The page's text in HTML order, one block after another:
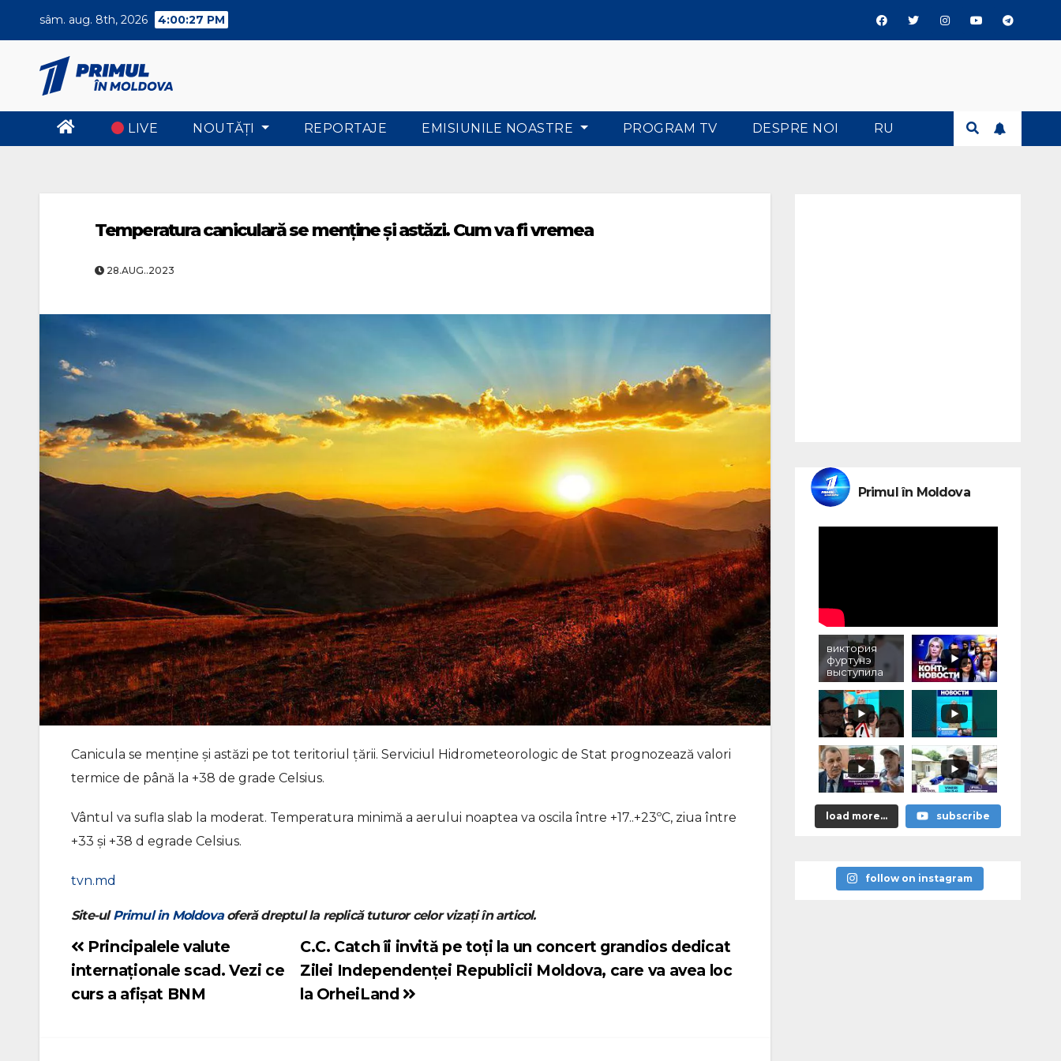
sâm. aug. 8th, 2026 4:00:28 PM
LIVE NOUTĂŢI REPORTAJE EMISIUNILE NOASTRE PROGRAM TV DESPRE NOI RU
Temperatura caniculară se menține și astăzi. Cum va fi vremea
28.AUG..2023
Canicula se menține și astăzi pe tot teritoriul țării. Serviciul Hidrometeorologic de Stat prognozează valori
termice de până la +38 de grade Celsius.
Vântul va sufla slab la moderat. Temperatura minimă a aerului noaptea va oscila între +17..+23ºC, ziua între
+33 și +38 d egrade Celsius.
tvn.md
Site-ulPrimul in Moldovaoferă dreptul la replică tuturor celor vizați în articol.
Navigare
în
C.C. Catch îi invită pe toți la un concert grandios dedicat
Zilei Independenței Republicii Moldova, care va avea loc
la OrheiLand
Principalele valute
internaționale scad. Vezi ce
curs a afișat BNM
Primul în Moldova
виктория
фуртунэ
выступила
против
уничтожени
я
памятников
героям
победы над
нацизмом
load more... subscribe
follow on instagram